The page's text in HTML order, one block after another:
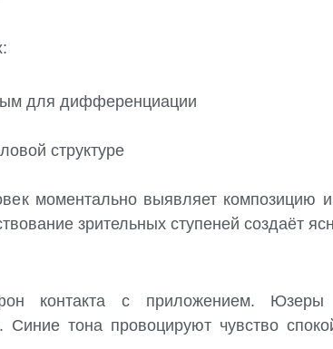
для дифференциации
структуре
моментально выявляет композицию
зрительных ступеней создаёт
контакта с приложением. Юзеры
тона провоцируют чувство